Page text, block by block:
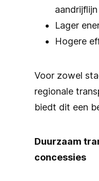
aandrijflijn
Lager
Hogere
Voor zowel
regionale
biedt dit een
Duurzaam
concessies